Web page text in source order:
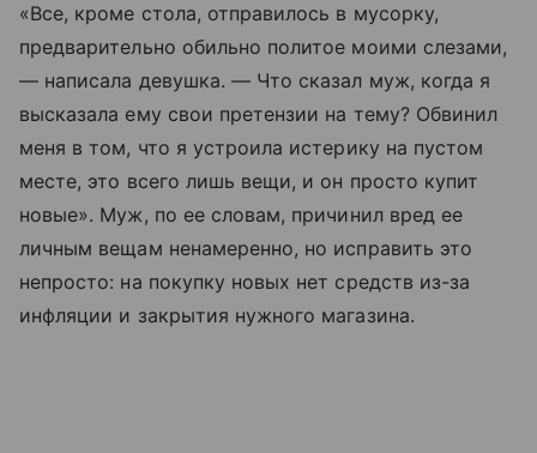
«Все, кроме стола, отправилось в мусорку,
предварительно обильно политое моими слезами,
— написала девушка. — Что сказал муж, когда я
высказала ему свои претензии на тему? Обвинил
меня в том, что я устроила истерику на пустом
месте, это всего лишь вещи, и он просто купит
новые». Муж, по ее словам, причинил вред ее
личным вещам ненамеренно, но исправить это
непросто: на покупку новых нет средств из-за
инфляции и закрытия нужного магазина.